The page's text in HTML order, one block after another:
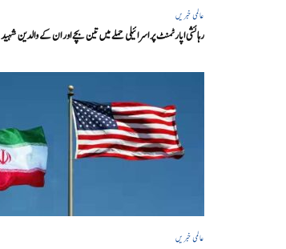
عالمی خبریں
رہائشی اپارٹمنٹ پر اسرائیلی حملے میں تین بچے اور ان کے والدین شہید
عالمی خبریں